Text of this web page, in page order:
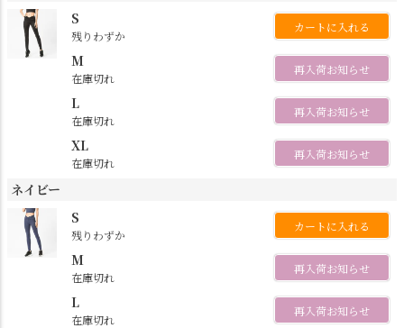
S
残りわずか
カートに入れる
M
在庫切れ
再入荷お知らせ
L
在庫切れ
再入荷お知らせ
XL
在庫切れ
再入荷お知らせ
ネイビー
S
残りわずか
カートに入れる
M
在庫切れ
再入荷お知らせ
L
在庫切れ
再入荷お知らせ